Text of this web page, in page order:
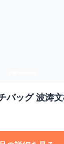
バッグ 波涛